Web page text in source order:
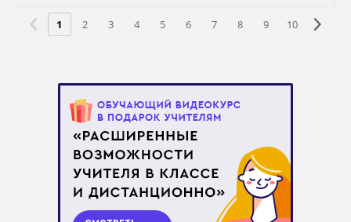
1 2 3 4 5 6 7 8 9 10